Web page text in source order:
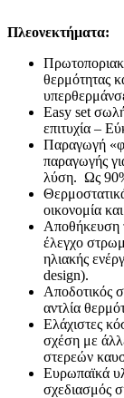
Πλεονεκτήματα:
θερμότητας
Easy set
επιτυχία –
Παραγωγή
παραγωγής
λύση. Ως
οικονομία
Αποθήκευση
έλεγχο
ηλιακής
design).
Αποδοτικός
αντλία
Ελάχιστες
σχέση με
στερεών
Ευρωπαϊκά
σχεδιασμός